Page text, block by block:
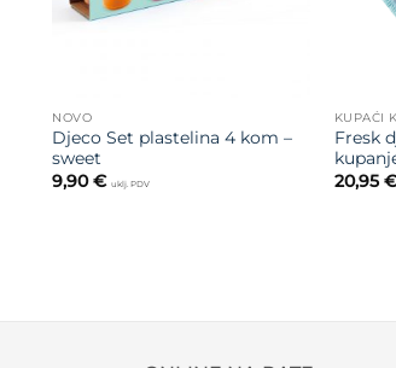
NOVO
Djeco Set plastelina 4 kom –
sweet
9,90€ uklj. PDV
KUPAĆI
Fresk
20,95 €